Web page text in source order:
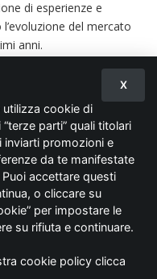
di esperienze e
del mercato
anni.
S.p.A.
preferencies
Centre
Spa
X
cookie di
parti” quali titolari
inviarti promozioni e
da te manifestate
accettare questi
o cliccare su
per impostare le
su rifiuta e continuare.
cookie policy clicca